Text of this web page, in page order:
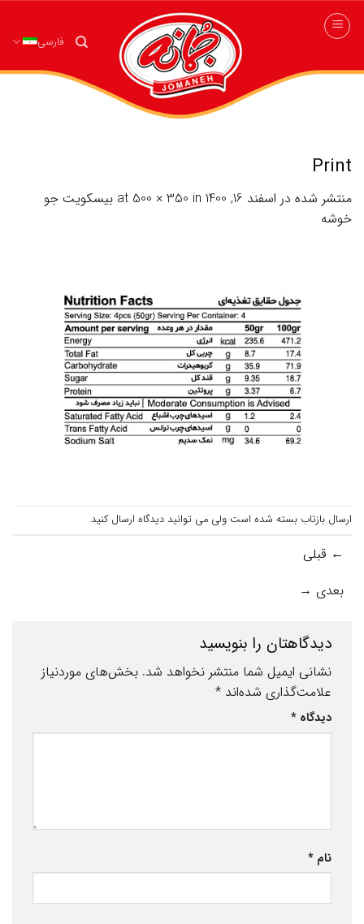
محتوا
فارسی
Print
منتشر شده در اسفند 16, 1400 500 × 350 in
بیسکویت جو
خوشه
ارسال بازتاب بسته شده است ولی می توانید دیدگاه ارسال کنید.
← قبلی
بعدی →
دیدگاهتان را بنویسید
نشانی ایمیل شما منتشر نخواهد شد. بخش‌های موردنیاز
علامت‌گذاری شده‌اند *
دیدگاه *
نام *